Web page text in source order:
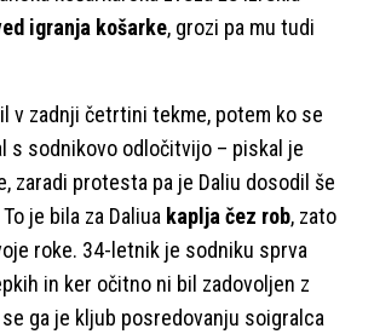
igranja košarke, grozi pa mu tudi
v zadnji četrtini tekme, potem ko se
s sodnikovo odločitvijo – piskal je
zaradi protesta pa je Daliu dosodil še
je bila za Daliua kaplja čez rob, zato
roke. 34-letnik je sodniku sprva
in ker očitno ni bil zadovoljen z
ga je kljub posredovanju soigralca